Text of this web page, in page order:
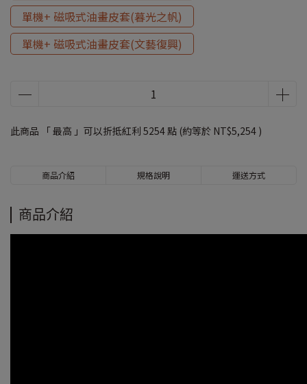
單機+ 磁吸式油畫皮套(暮光之帆)
單機+ 磁吸式油畫皮套(文藝復興)
此商品 「 最高 」可以折抵紅利 5254點 (約等於 NT$5,254 )
商品介紹 規格說明 運送方式
商品介紹